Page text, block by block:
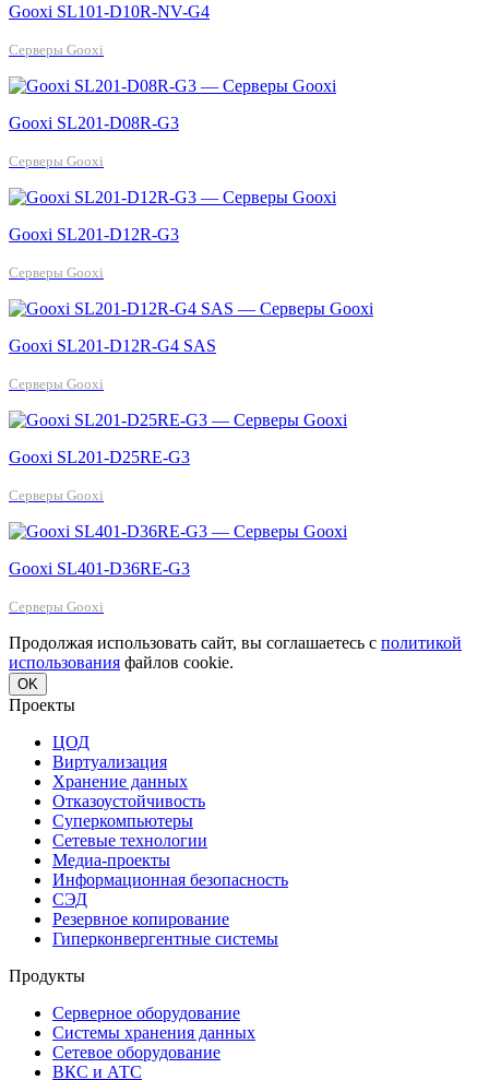
Gooxi SL101-D10R-NV-G4
Серверы Gooxi
Gooxi SL201-D08R-G3
Серверы Gooxi
Gooxi SL201-D12R-G3
Серверы Gooxi
Gooxi SL201-D12R-G4 SAS
Серверы Gooxi
Gooxi SL201-D25RE-G3
Серверы Gooxi
Gooxi SL401-D36RE-G3
Серверы Gooxi
Продолжая использовать сайт, вы соглашаетесь с политикой
использования файлов cookie.
OK
Проекты
ЦОД
Виртуализация
Хранение данных
Отказоустойчивость
Суперкомпьютеры
Сетевые технологии
Медиа-проекты
Информационная безопасность
СЭД
Резервное копирование
Гиперконвергентные системы
Продукты
Серверное оборудование
Системы хранения данных
Сетевое оборудование
ВКС и АТС